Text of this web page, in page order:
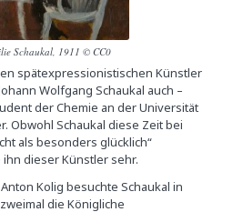
Schaukal, 1911 © CC0
spätexpressionistischen Künstler
Wolfgang Schaukal auch –
der Chemie an der Universität
Obwohl Schaukal diese Zeit bei
als besonders glücklich“
dieser Künstler sehr.
Kolig besuchte Schaukal in
die Königliche